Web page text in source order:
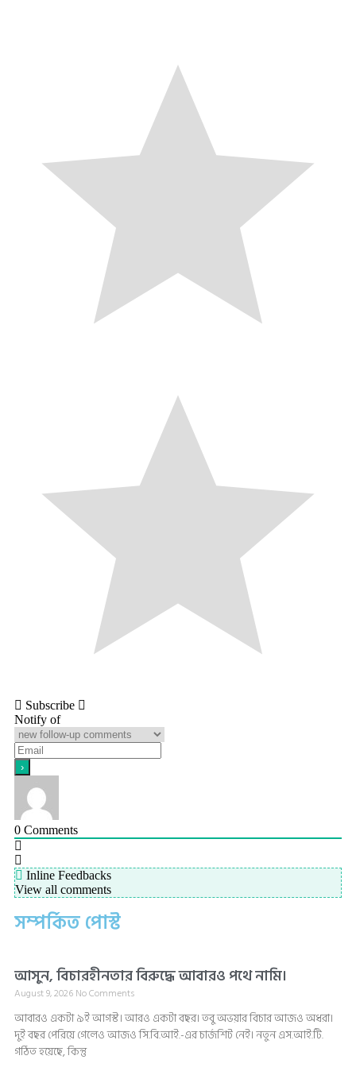
Subscribe
Notify of
0 Comments
Inline Feedbacks
View all comments
সম্পর্কিত পোস্ট
আসুন, বিচারহীনতার বিরুদ্ধে আবারও পথে নামি।
August 9, 2026 No Comments
আবারও একটা ৯ই আগস্ট। আরও একটা বছর। তবু অভয়ার বিচার আজও অধরা।
দুই বছর পেরিয়ে গেলেও আজও সি.বি.আই.-এর চার্জশিট নেই। নতুন এস.আই.টি.
গঠিত হয়েছে, কিন্তু